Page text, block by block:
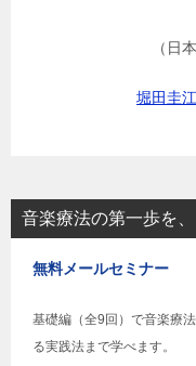
（日
堀田圭
音楽療法の第一歩を
無料メールセミナー
基礎編（全9回）で音楽療
る実践法まで学べます。